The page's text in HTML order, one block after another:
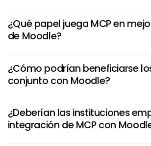
¿Qué papel juega MCP en
de Moodle?
potenciales pueden mejorar
ejemplo, MCP podría permitir la
¿Cómo podrían beneficiarse
conjunto con Moodle?
trabajo y automatizar tareas
educadores y administradores a
¿Deberían las instituciones
integración de MCP con